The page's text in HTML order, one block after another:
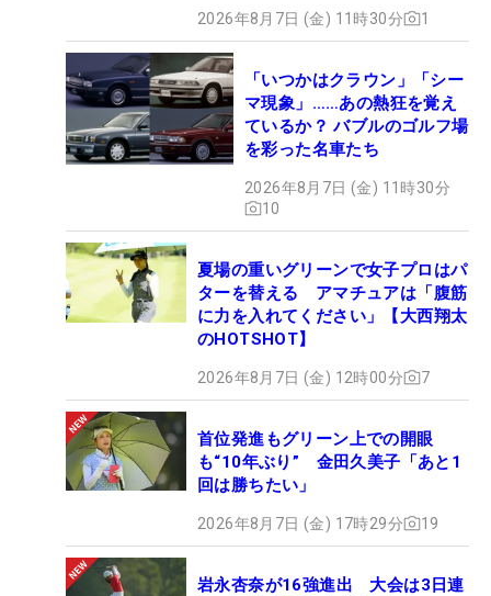
2026年8月7日 (金) 11時30分 1
「いつかはクラウン」「シー
マ現象」……あの熱狂を覚え
ているか？ バブルのゴルフ場
を彩った名車たち
2026年8月7日 (金) 11時30分
10
夏場の重いグリーンで女子プロはパ
ターを替える アマチュアは「腹筋
に力を入れてください」【大西翔太
のHOTSHOT】
2026年8月7日 (金) 12時00分 7
首位発進もグリーン上での開眼
も“10年ぶり” 金田久美子「あと1
回は勝ちたい」
2026年8月7日 (金) 17時29分 19
岩永杏奈が16強進出 大会は3日連